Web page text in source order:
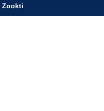
Zookti